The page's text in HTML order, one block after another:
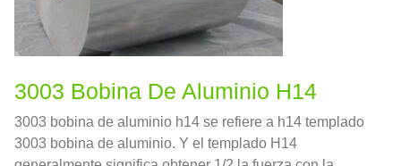
3003 Bobina De Aluminio H14
3003 bobina de aluminio h14 se refiere a h14 templado
3003 bobina de aluminio. Y el templado H14